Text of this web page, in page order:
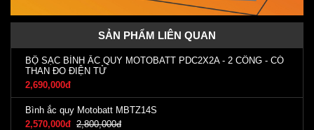
SẢN PHẨM LIÊN QUAN
BỘ SẠC BÌNH ẮC QUY MOTOBATT PDC2X2A - 2 CỔNG - CÓ
THAN ĐO ĐIỆN TỬ
2,690,000đ
Bình ắc quy Motobatt MBTZ14S
2,570,000đ 2,800,000đ